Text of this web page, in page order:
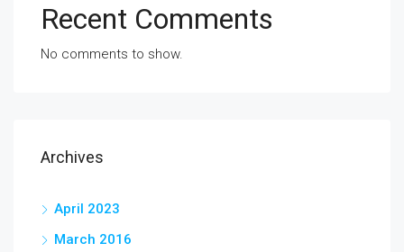
Recent Comments
No comments to show.
Archives
April 2023
March 2016